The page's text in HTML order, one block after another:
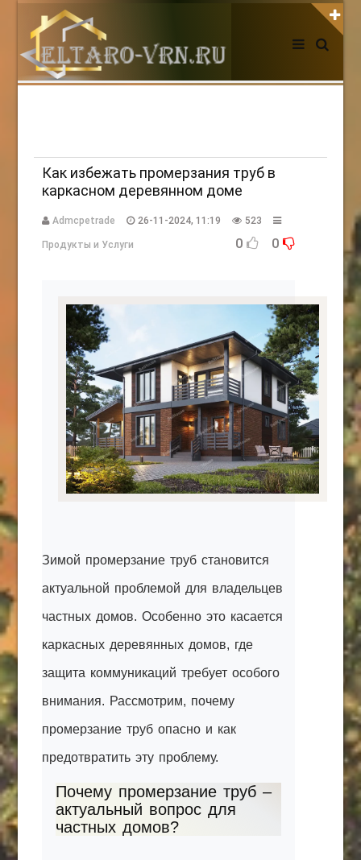
АВТОРИЗАЦИЯ НА САЙТЕ
Регистрация
КАК С НАМИ СВЯЗАТЬСЯ
Edgarpo26@gmail.com
axin.ed@yandex.ru
yrikf40@gmail.com
Как избежать промерзания труб в
каркасном деревянном доме
Admcpetrade 26-11-2024, 11:19 523
Продукты и Услуги 0 0
Зимой промерзание труб становится
актуальной проблемой для владельцев
частных домов. Особенно это касается
каркасных деревянных домов, где
защита коммуникаций требует особого
внимания. Рассмотрим, почему
промерзание труб опасно и как
предотвратить эту проблему.
Почему промерзание труб –
актуальный вопрос для
частных домов?